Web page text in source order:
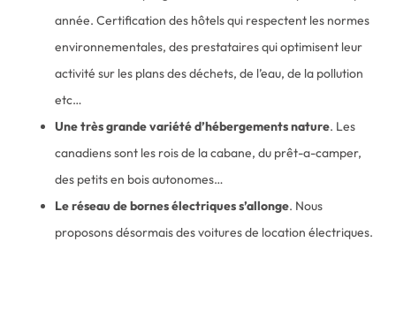
année. Certification des hôtels qui respectent les normes
environnementales, des prestataires qui optimisent leur
activité sur les plans des déchets, de l’eau, de la pollution
etc…
Une très grande variété d’hébergements nature. Les
canadiens sont les rois de la cabane, du prêt-a-camper,
des petits en bois autonomes…
Le réseau de bornes électriques s’allonge. Nous
proposons désormais des voitures de location électriques.